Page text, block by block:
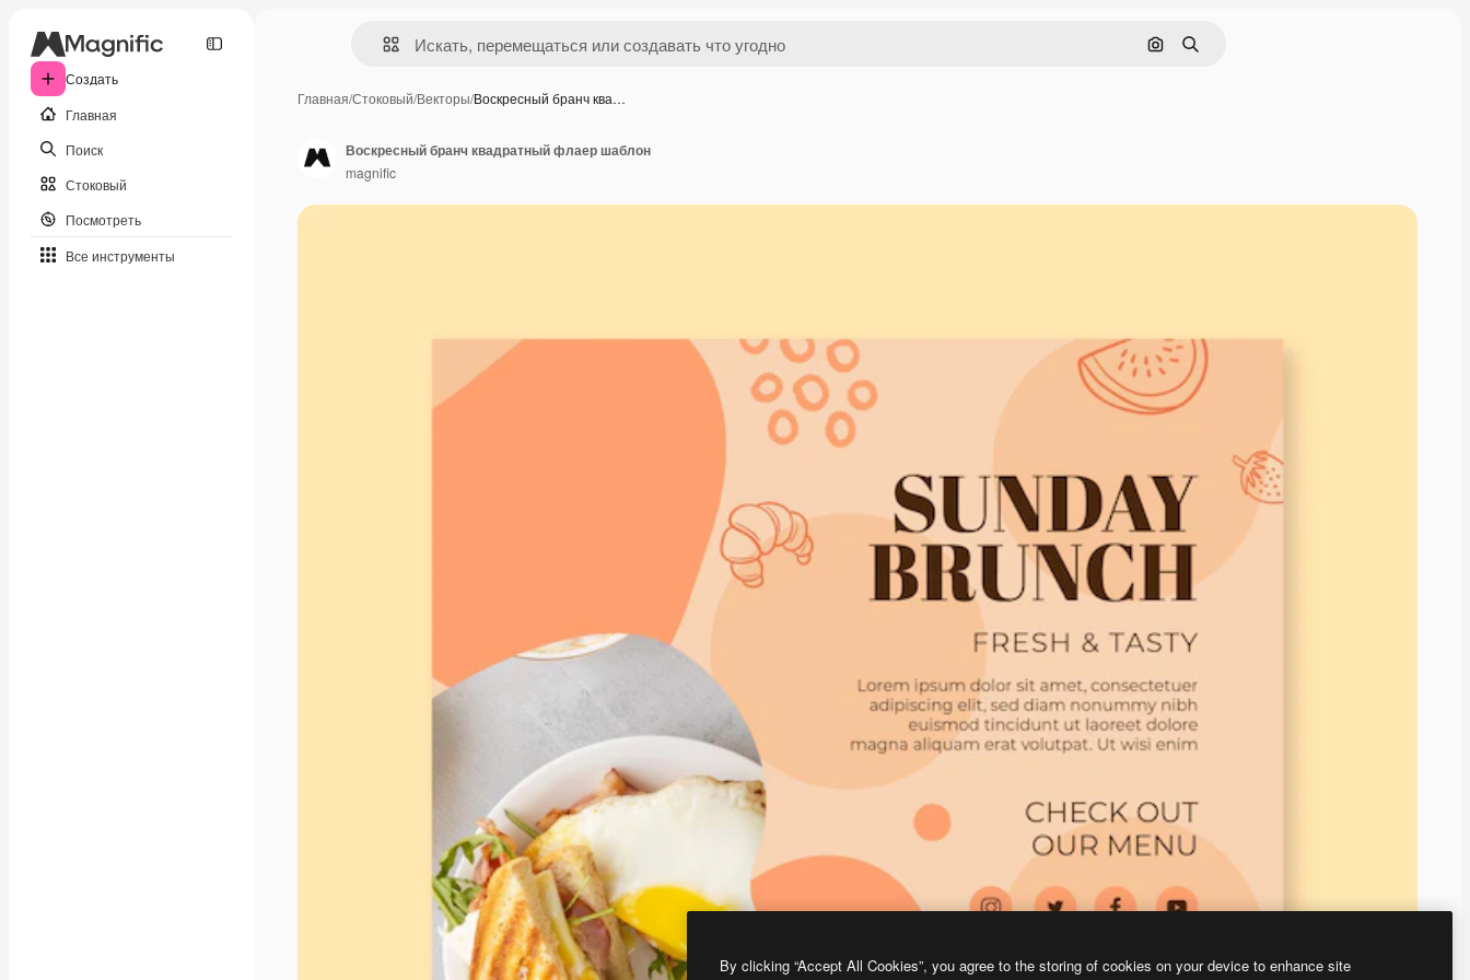
Создать
Главная
Поиск
Стоковый
Посмотреть
Все инструменты
Поиск по изображению
Поиск
Главная/Стоковый/Векторы/Воскресный бранч ква…
Воскресный бранч квадратный флаер шаблон
magnific
By clicking “Accept All Cookies”, you agree to the storing of cookies on your device to enhance site